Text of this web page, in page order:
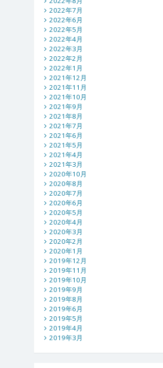
2022年7月
2022年6月
2022年5月
2022年4月
2022年3月
2022年2月
2022年1月
2021年12月
2021年11月
2021年10月
2021年9月
2021年8月
2021年7月
2021年6月
2021年5月
2021年4月
2021年3月
2020年10月
2020年8月
2020年7月
2020年6月
2020年5月
2020年4月
2020年3月
2020年2月
2020年1月
2019年12月
2019年11月
2019年10月
2019年9月
2019年8月
2019年6月
2019年5月
2019年4月
2019年3月